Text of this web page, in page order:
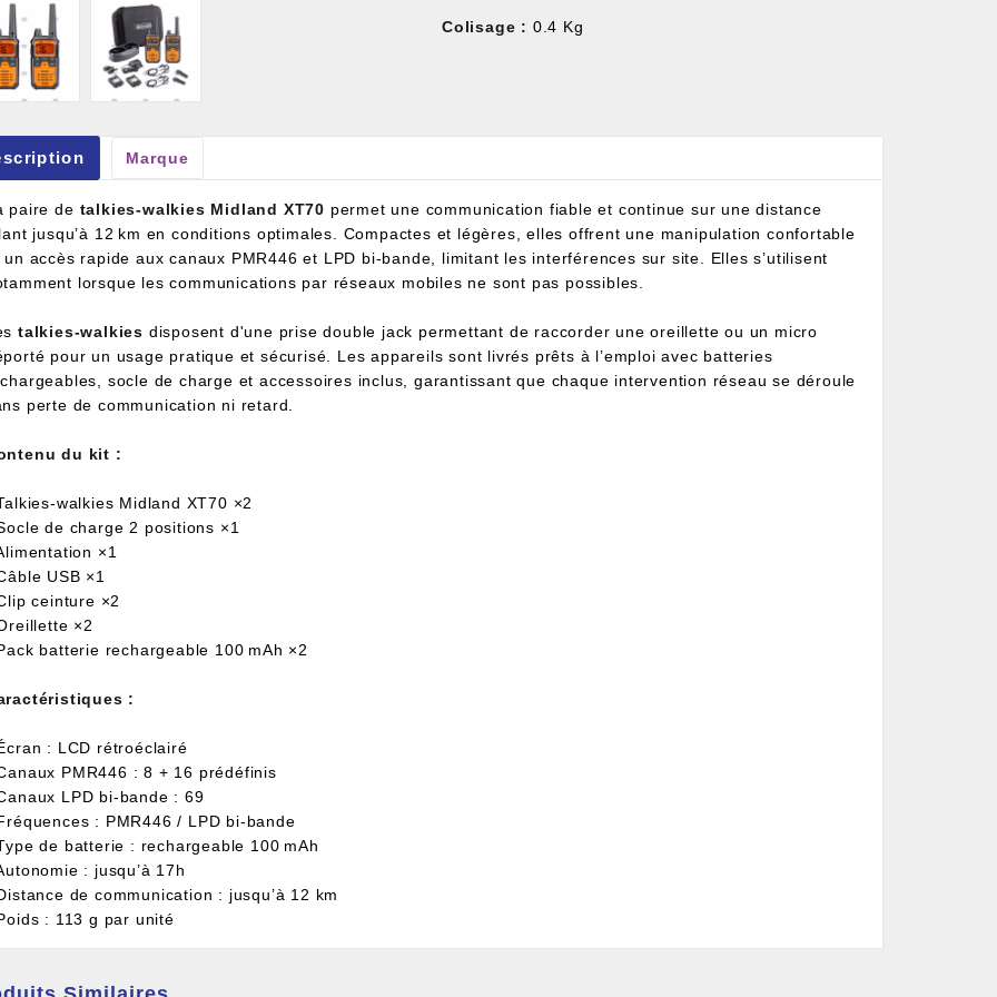
Colisage : 0.4 Kg
Marque
paire de talkies-walkies Midland XT70 permet une communication fiable et continue sur une distance
jusqu’à 12 km en conditions optimales. Compactes et légères, elles offrent une manipulation confortable
un accès rapide aux canaux PMR446 et LPD bi-bande, limitant les interférences sur site. Elles s’utilisent
lorsque les communications par réseaux mobiles ne sont pas possibles.
talkies-walkies disposent d'une prise double jack permettant de raccorder une oreillette ou un micro
pour un usage pratique et sécurisé. Les appareils sont livrés prêts à l’emploi avec batteries
socle de charge et accessoires inclus, garantissant que chaque intervention réseau se déroule
perte de communication ni retard.
du kit :
walkies Midland XT70 ×2
de charge 2 positions ×1
×1
USB ×1
ceinture ×2
×2
batterie rechargeable 100 mAh ×2
:
: LCD rétroéclairé
PMR446 : 8 + 16 prédéfinis
LPD bi-bande : 69
: PMR446 / LPD bi-bande
de batterie : rechargeable 100 mAh
: jusqu’à 17h
de communication : jusqu’à 12 km
: 113 g par unité